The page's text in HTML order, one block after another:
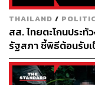
Lewis GF,
cosmological
Nature
0-023-02029-2
Ivezic, Z.,
THAILAND /
สส. ไทยตะโกนประท้
รัฐสภา ชี้พิธีต้อนรับเ
ทูตไทย